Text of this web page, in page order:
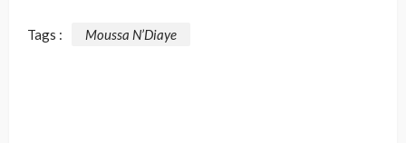
Tags : Moussa N’Diaye